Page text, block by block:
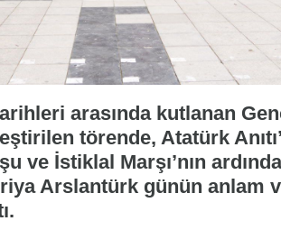
arasında kutlanan
törende, Atatürk
ve İstiklal Marşı’nın
Arslantürk günün anlam